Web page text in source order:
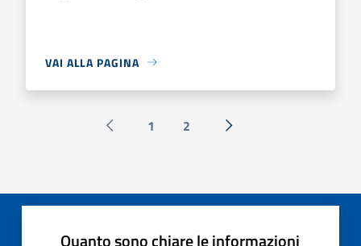
VAI ALLA PAGINA
Pagina precedente
1 2 Successiva »
Quanto sono chiare le informazioni